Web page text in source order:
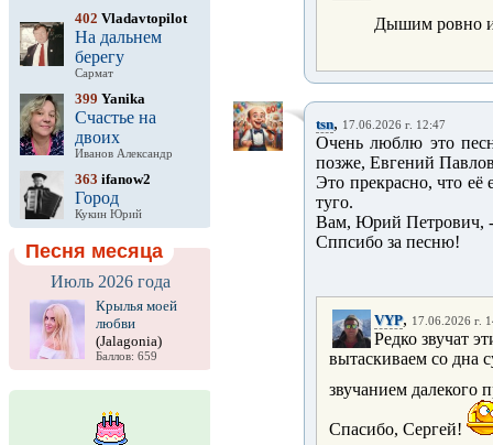
402 Vladavtopilot
На дальнем
берегу
Сармат
399 Yanika
Счастье на
двоих
Иванов Александр
363 ifanow2
Город
Кукин Юрий
Песня месяца
Июль 2026 года
Крылья моей
любви
(Jalagonia)
Баллов: 659
Дышим ровно
tsn, 17.06.2026 г. 12:47
Очень люблю это
позже, Евгений
Это прекрасно, что
туго.
Вам, Юрий Петрович, -
Сппсибо за песню!
VYP, 17.06.2026 г.
Редко звучат
вытаскиваем со дна
звучанием далекого
Спасибо, Сергей!